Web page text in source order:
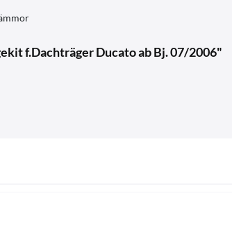
f.Dachträger Ducato ab Bj. 07/2006"